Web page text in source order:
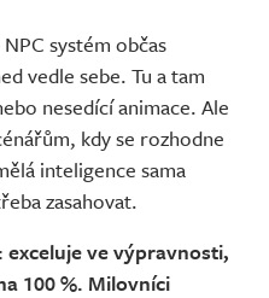
systém občas
vedle sebe. Tu a tam
nesedící animace. Ale
kdy se rozhodne
inteligence sama
zasahovat.
exceluje ve výpravnosti,
100 %. Milovníci